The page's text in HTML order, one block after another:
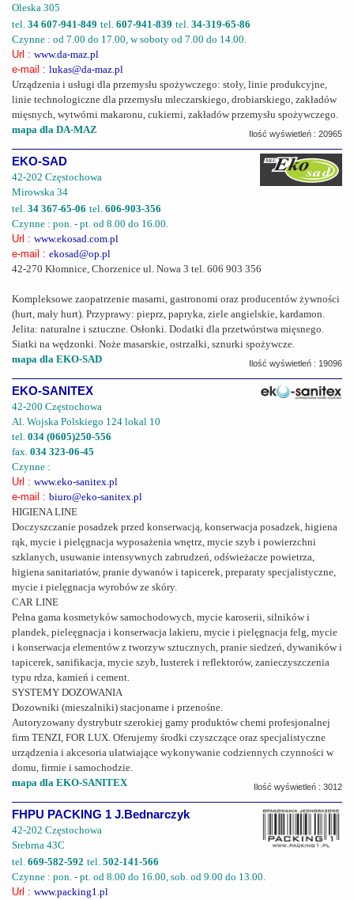
Oleska 305
tel. 34 607-941-849 tel. 607-941-839 tel. 34-319-65-86
Czynne : od 7.00 do 17.00, w soboty od 7.00 do 14.00.
Url : www.da-maz.pl
e-mail : lukas@da-maz.pl
Urządzenia i usługi dla przemysłu spożywczego: stoły, linie produkcyjne,
linie technologiczne dla przemysłu mleczarskiego, drobiarskiego, zakładów
mięsnych, wytwórni makaronu, cukierni, zakładów przemysłu spożywczego.
mapa dla DA-MAZ
Ilość wyświetleń : 20965
EKO-SAD
42-202 Częstochowa
Mirowska 34
tel. 34 367-65-06 tel. 606-903-356
Czynne : pon. - pt. od 8.00 do 16.00.
Url : www.ekosad.com.pl
e-mail : ekosad@op.pl
42-270 Kłomnice, Chorzenice ul. Nowa 3 tel. 606 903 356
Kompleksowe zaopatrzenie masarni, gastronomi oraz producentów żywności
(hurt, mały hurt). Przyprawy: pieprz, papryka, ziele angielskie, kardamon.
Jelita: naturalne i sztuczne. Osłonki. Dodatki dla przetwórstwa mięsnego.
Siatki na wędzonki. Noże masarskie, ostrzałki, sznurki spożywcze.
mapa dla EKO-SAD
Ilość wyświetleń : 19096
EKO-SANITEX
42-200 Częstochowa
Al. Wojska Polskiego 124 lokal 10
tel. 034 (0605)250-556
fax. 034 323-06-45
Czynne :
Url : www.eko-sanitex.pl
e-mail : biuro@eko-sanitex.pl
HIGIENA LINE
Doczyszczanie posadzek przed konserwacją, konserwacja posadzek, higiena
rąk, mycie i pielęgnacja wyposażenia wnętrz, mycie szyb i powierzchni
szklanych, usuwanie intensywnych zabrudzeń, odświeżacze powietrza,
higiena sanitariatów, pranie dywanów i tapicerek, preparaty specjalistyczne,
mycie i pielęgnacja wyrobów ze skóry.
CAR LINE
Pełna gama kosmetyków samochodowych, mycie karoserii, silników i
plandek, pieleęgnacja i konserwacja lakieru, mycie i pielęgnacja felg, mycie
i konserwacja elementów z tworzyw sztucznych, pranie siedzeń, dywaników i
tapicerek, sanifikacja, mycie szyb, lusterek i reflektorów, zanieczyszczenia
typu rdza, kamień i cement.
SYSTEMY DOZOWANIA
Dozowniki (mieszalniki) stacjonarne i przenośne.
Autoryzowany dystrybutr szerokiej gamy produktów chemi profesjonalnej
firm TENZI, FOR LUX. Oferujemy środki czyszczące oraz specjalistyczne
urządzenia i akcesoria ułatwiające wykonywanie codziennych czynności w
domu, firmie i samochodzie.
mapa dla EKO-SANITEX
Ilość wyświetleń : 3012
FHPU PACKING 1 J.Bednarczyk
42-202 Częstochowa
Srebrna 43C
tel. 669-582-592 tel. 502-141-566
Czynne : pon. - pt. od 8.00 do 16.00, sob. od 9.00 do 13.00.
Url : www.packing1.pl